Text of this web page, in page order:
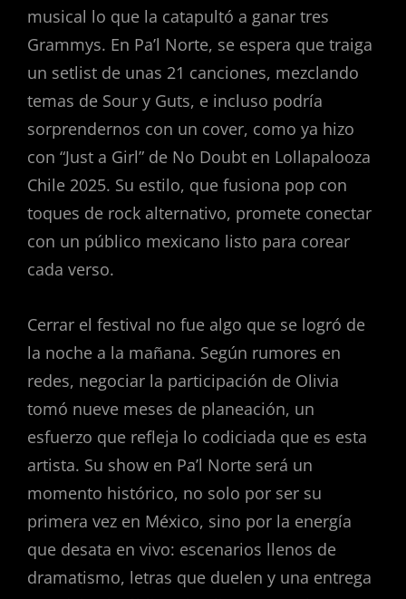
musical lo que la catapultó a ganar tres
Grammys. En Pa’l Norte, se espera que traiga
un setlist de unas 21 canciones, mezclando
temas de Sour y Guts, e incluso podría
sorprendernos con un cover, como ya hizo
con “Just a Girl” de No Doubt en Lollapalooza
Chile 2025. Su estilo, que fusiona pop con
toques de rock alternativo, promete conectar
con un público mexicano listo para corear
cada verso.
Cerrar el festival no fue algo que se logró de
la noche a la mañana. Según rumores en
redes, negociar la participación de Olivia
tomó nueve meses de planeación, un
esfuerzo que refleja lo codiciada que es esta
artista. Su show en Pa’l Norte será un
momento histórico, no solo por ser su
primera vez en México, sino por la energía
que desata en vivo: escenarios llenos de
dramatismo, letras que duelen y una entrega